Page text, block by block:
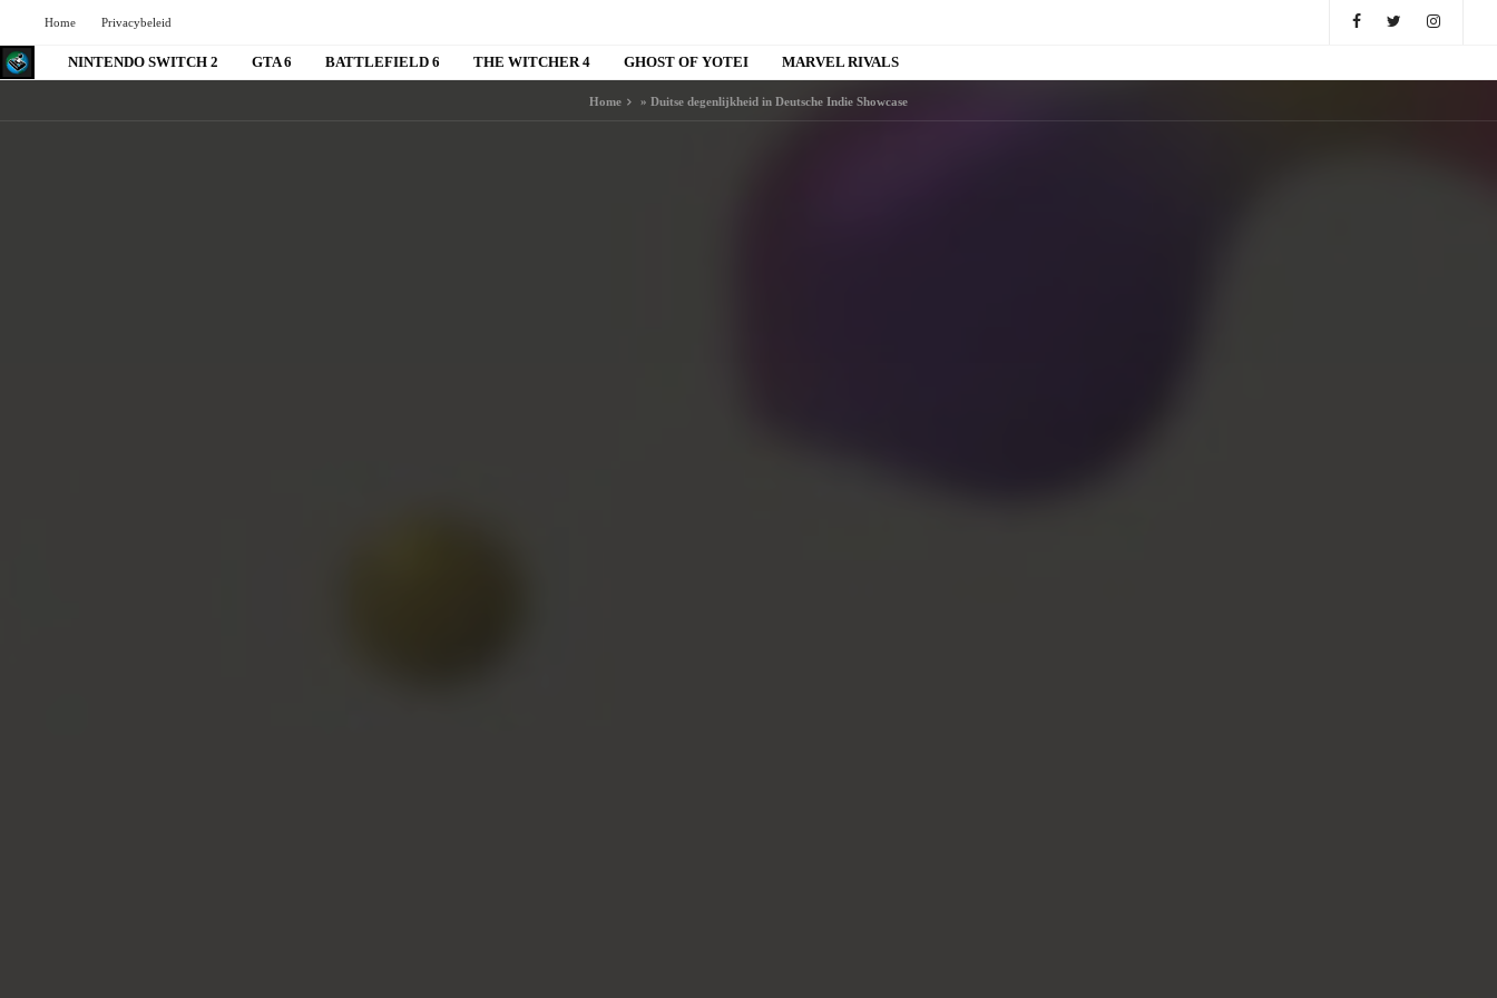
Home Privacybeleid
NINTENDO SWITCH 2 GTA 6 BATTLEFIELD 6 THE WITCHER 4 GHOST OF YOTEI MARVEL RIVALS
Home » Duitse degenlijkheid in Deutsche Indie Showcase